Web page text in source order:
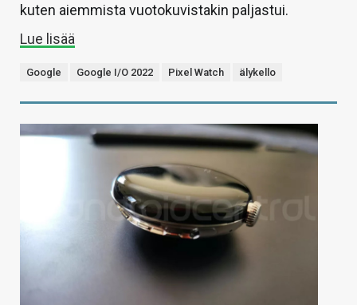
kuten aiemmista vuotokuvistakin paljastui.
Lue lisää
Google Google I/O 2022 Pixel Watch älykello